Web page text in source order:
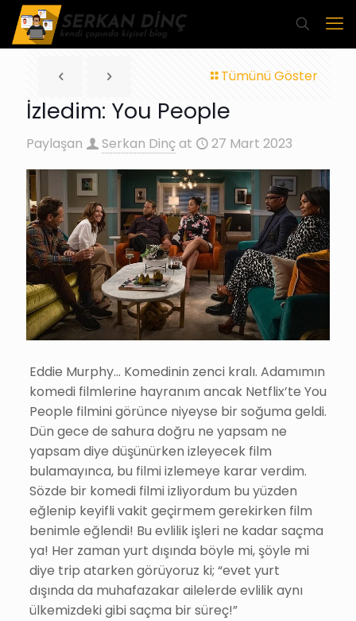
Tümünü Göster
İzledim: You People
Paylaşan Serkan Dinçat 27 Mart 2023
Eddie Murphy… Komedinin zenci kralı. Adamımın
komedi filmlerine hayranım ancak Netflix’te You
People filmini görünce niyeyse bir soğuma geldi.
Dün gece de sahura doğru ne yapsam ne
yapsam diye düşünürken izleyecek film
bulamayınca, bu filmi izlemeye karar verdim.
Sözde bir komedi filmi izliyordum bu yüzden
eğlenip keyifli vakit geçirmem gerekirken film
benimle eğlendi! Bu evlilik işleri ne kadar saçma
ya! Her zaman yurt dışında böyle mi, şöyle mi
diye trip atarken görüyoruz ki; “evet yurt
dışında da muhafazakar ailelerde evlilik aynı
ülkemizdeki gibi saçma bir süreç!”